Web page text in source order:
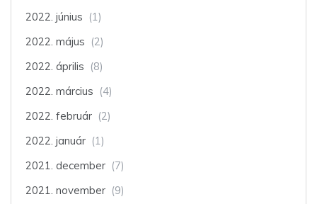
2022. június (1)
2022. május (2)
2022. április (8)
2022. március (4)
2022. február (2)
2022. január (1)
2021. december (7)
2021. november (9)